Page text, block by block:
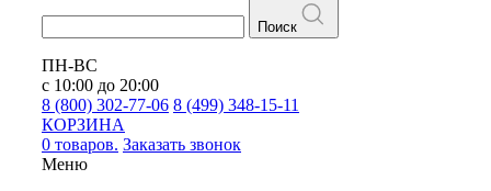
Поиск
ПН-ВС
с 10:00 до 20:00
8 (800) 302-77-06 8 (499) 348-15-11
КОРЗИНА
0 товаров. Заказать звонок
Меню